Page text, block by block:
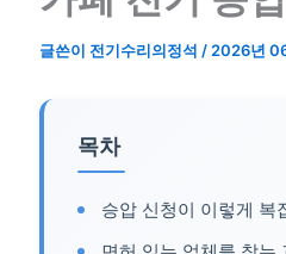
글쓴이 전기수리의정석 / 2026년
목차
승압 신청이 이렇게 복